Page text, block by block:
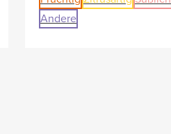
Andere